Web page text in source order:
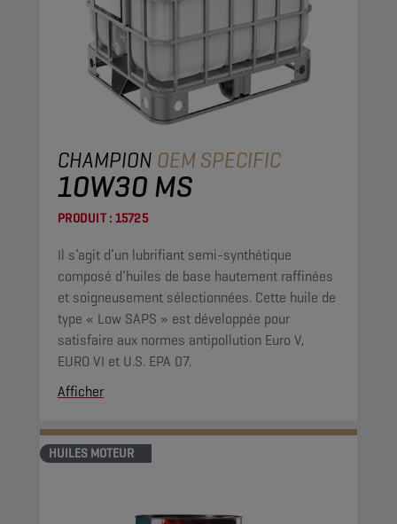
CHAMPION OEM SPECIFIC
10W30 MS
PRODUIT : 15725
Il s’agit d’un lubrifiant semi-synthétique
composé d’huiles de base hautement raffinées
et soigneusement sélectionnées. Cette huile de
type « Low SAPS » est développée pour
satisfaire aux normes antipollution Euro V,
EURO VI et U.S. EPA 07.
Afficher
HUILES MOTEUR